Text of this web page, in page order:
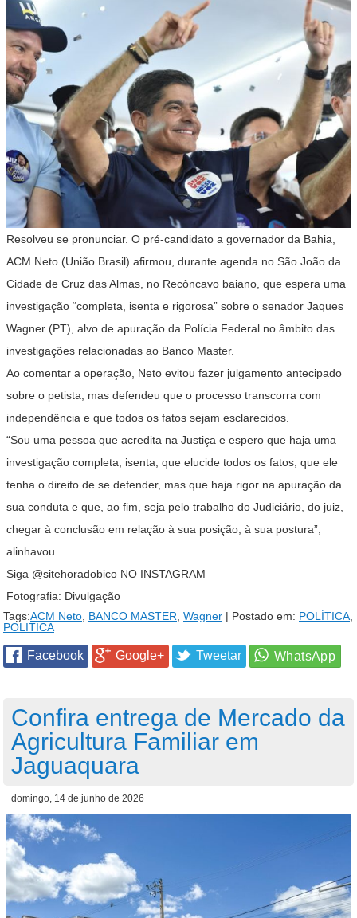
Resolveu se pronunciar. O pré-candidato a governador da Bahia,
ACM Neto (União Brasil) afirmou, durante agenda no São João da
Cidade de Cruz das Almas, no Recôncavo baiano, que espera uma
investigação “completa, isenta e rigorosa” sobre o senador Jaques
Wagner (PT), alvo de apuração da Polícia Federal no âmbito das
investigações relacionadas ao Banco Master.
Ao comentar a operação, Neto evitou fazer julgamento antecipado
sobre o petista, mas defendeu que o processo transcorra com
independência e que todos os fatos sejam esclarecidos.
“Sou uma pessoa que acredita na Justiça e espero que haja uma
investigação completa, isenta, que elucide todos os fatos, que ele
tenha o direito de se defender, mas que haja rigor na apuração da
sua conduta e que, ao fim, seja pelo trabalho do Judiciário, do juiz,
chegar à conclusão em relação à sua posição, à sua postura”,
alinhavou.
Siga @sitehoradobico NO INSTAGRAM
Fotografia: Divulgação
Tags:ACM Neto, BANCO MASTER, Wagner | Postado em: POLÍTICA,
POLITICA
Facebook Google+ Tweetar
Confira entrega de Mercado da
Agricultura Familiar em
Jaguaquara
domingo, 14 de junho de 2026